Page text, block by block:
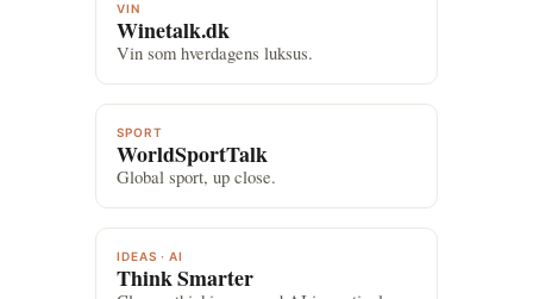
VIN
Winetalk.dk
Vin som hverdagens luksus.
SPORT
WorldSportTalk
Global sport, up close.
IDEAS · AI
Think Smarter